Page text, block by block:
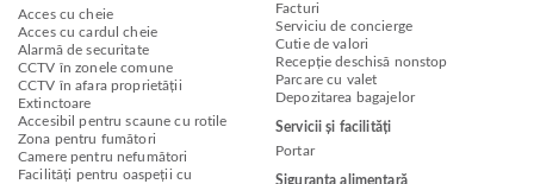
Acces cu cheie
Acces cu cardul cheie
Alarmă de securitate
CCTV în zonele comune
CCTV în afara proprietății
Extinctoare
Accesibil pentru scaune cu rotile
Zona pentru fumători
Camere pentru nefumători
Facilități pentru oaspeții cu
Facturi
Serviciu de concierge
Cutie de valori
Recepție deschisă nonstop
Parcare cu valet
Depozitarea bagajelor
Servicii și facilități
Portar
Siguranța alimentară